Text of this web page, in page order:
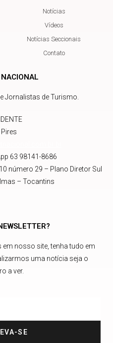
Notícias
Vídeos
Notícias Seccionais
Contato
Jornalistas de Turismo.
Pires
63 98141-8686
número 29 – Plano Diretor Sul
– Tocantins
em nosso site, tenha tudo em
uma notícia seja o
a ver.
SE